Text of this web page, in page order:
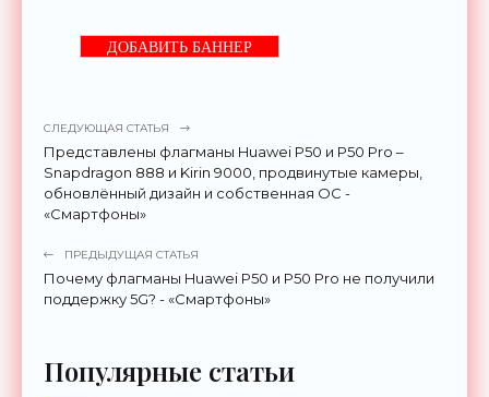
ДОБАВИТЬ БАННЕР
СЛЕДУЮЩАЯ СТАТЬЯ
Представлены флагманы Huawei P50 и P50 Pro –
Snapdragon 888 и Kirin 9000, продвинутые камеры,
обновлённый дизайн и собственная ОС -
«Смартфоны»
ПРЕДЫДУЩАЯ СТАТЬЯ
Почему флагманы Huawei P50 и P50 Pro не получили
поддержку 5G? - «Смартфоны»
Популярные статьи